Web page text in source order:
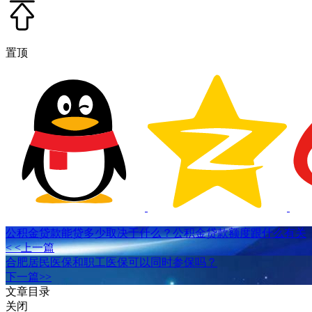
置顶
公积金贷款能贷多少取决于什么？公积金贷款额度跟什么有关
< <上一篇
合肥居民医保和职工医保可以同时参保吗？
下一篇>>
文章目录
关闭